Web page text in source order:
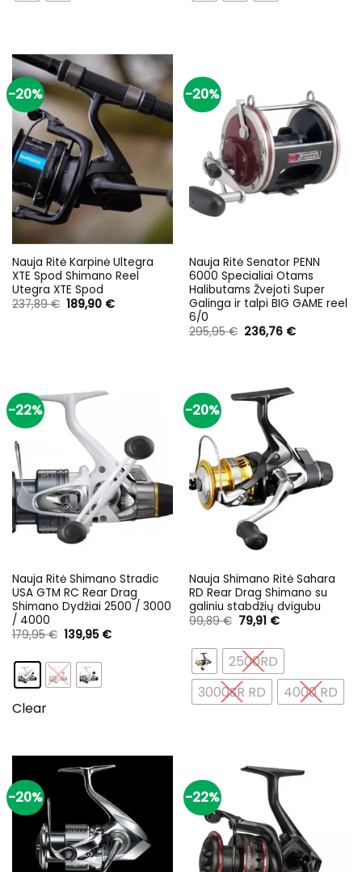
-20%
Nauja Ritė Karpinė Ultegra
XTE Spod Shimano Reel
Utegra XTE Spod
237,89€ Original
price
189,90 €Current
-20%
Nauja Ritė Senator PENN
6000 Specialiai Otams
Halibutams Žvejoti Super
Galinga ir talpi BIG GAME reel
6/0
295,95€ Original
price
236,76 €Current
-22%
Nauja Ritė Shimano Stradic
USA GTM RC Rear Drag
Shimano Dydžiai 2500 / 3000
/ 4000
179,95€ Original
price
179,95 €.
139,95 €Current
Clear
-20%
Nauja Shimano Ritė Sahara
RD Rear Drag Shimano su
galiniu stabdžių dvigubu
99,89€ Original
price
99,89 €.
79,91 €Current
79,91 €.
2500RD
3000SR RD
4000 RD
-20% -22%